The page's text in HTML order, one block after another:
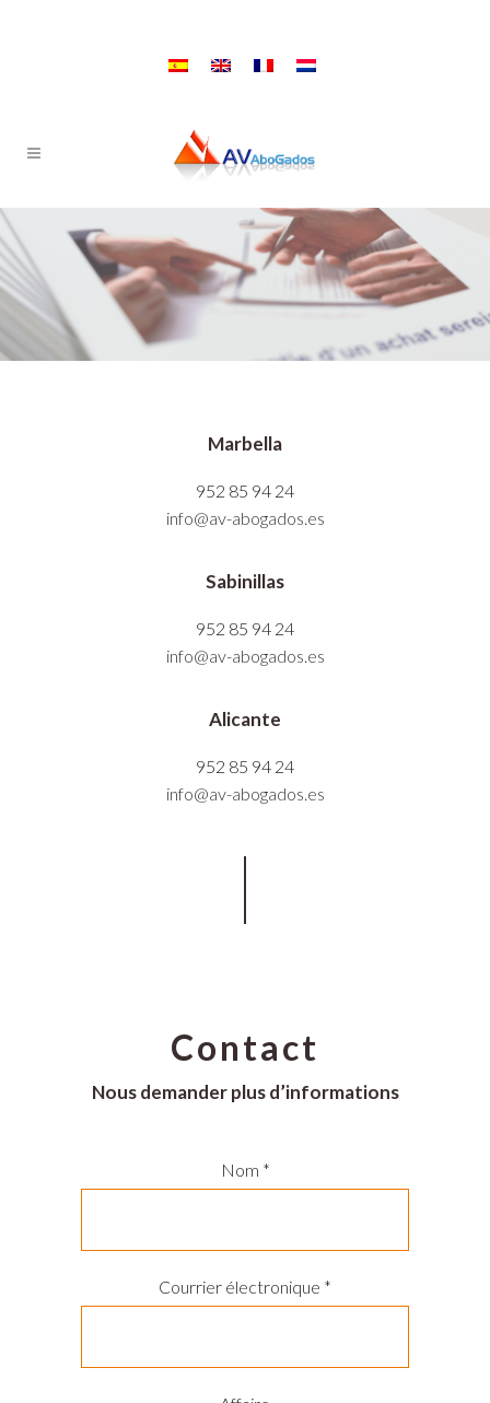
Marbella
952 85 94 24
info@av-abogados.es
Sabinillas
952 85 94 24
info@av-abogados.es
Alicante
952 85 94 24
info@av-abogados.es
Contact
Nous demander plus d’informations
Nom *
Courrier électronique *